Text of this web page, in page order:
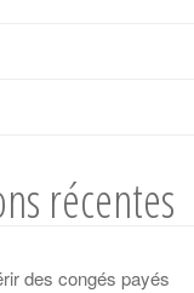
récentes
des congés payés